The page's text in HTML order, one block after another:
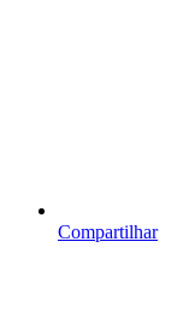
Compartilhar